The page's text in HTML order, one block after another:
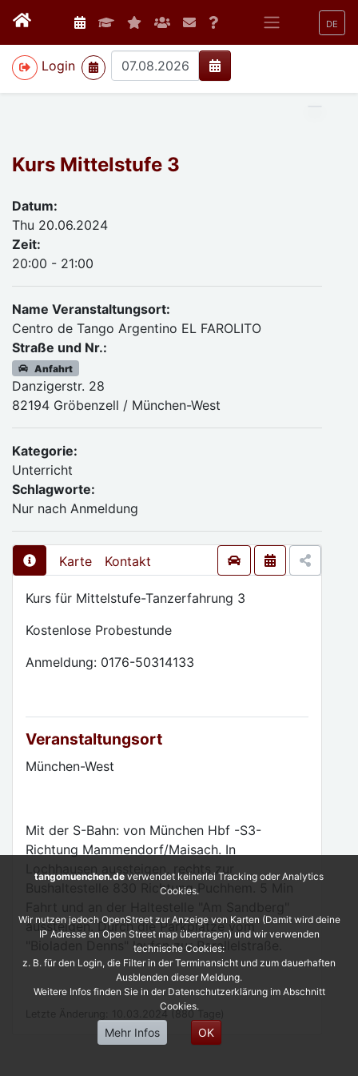
DE
Login
>
Kurs Mittelstufe 3
Datum:
Thu 20.06.2024
Zeit:
20:00 - 21:00
Name Veranstaltungsort:
Centro de Tango Argentino EL FAROLITO
Straße und Nr.:
Anfahrt
Danzigerstr. 28
82194 Gröbenzell / München-West
Kategorie:
Unterricht
Schlagworte:
Nur nach Anmeldung
Karte Kontakt
Kurs für Mittelstufe-Tanzerfahrung 3
Kostenlose Probestunde
Anmeldung: 0176-50314133
Veranstaltungsort
München-West
Mit der S-Bahn: von München Hbf -S3-
Richtung Mammendorf/Maisach. In
Lochhausen aussteigen, rechts zur
Bushaltestelle 830 Richtung Puchhem. 5 Min
aussteigen. Durch die Parkplätze vom
"Bioladen Denns" laufen zur Parallelstraße.
Letzte Änderung: 10.03.2024 (880 Tage)
tangomuenchen.de verwendet keinerlei Tracking oder Analytics
Cookies.
Wir nutzen jedoch OpenStreet zur Anzeige von Karten (Damit wird deine
IP Adresse an Open Street map übertragen) und wir verwenden
technische Cookies:
z. B. für den Login, die Filter in der Terminansicht und zum dauerhaften
Ausblenden dieser Meldung.
Weitere Infos finden Sie in der Datenschutzerklärung im Abschnitt
Cookies.
Mehr Infos OK